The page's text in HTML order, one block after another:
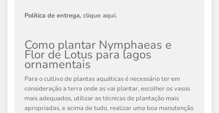
Política de entrega, clique aqui.
Como plantar Nymphaeas e
Flor de Lotus para lagos
ornamentais
Para o cultivo de plantas aquáticas é necessário ter em
consideração a terra onde as vai plantar, escolher os vasos
mais adequados, utilizar as técnicas de plantação mais
apropriadas, e acima de tudo, realizar uma boa manutenção